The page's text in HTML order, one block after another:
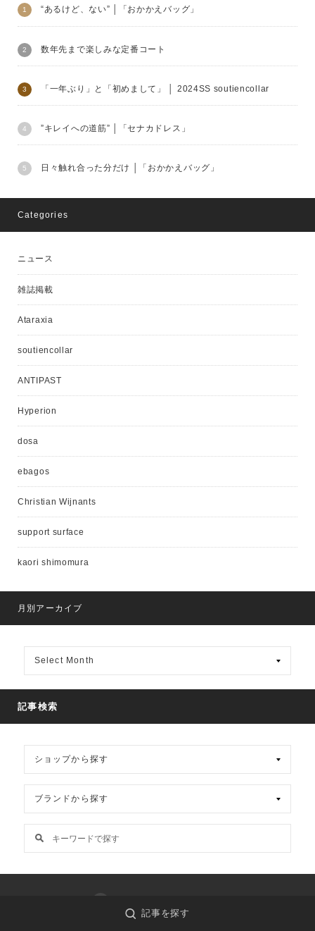
“あるけど、ない” │「おかかえバッグ」
数年先まで楽しみな定番コート
「一年ぶり」と「初めまして」 │ 2024SS soutiencollar
”キレイへの道筋” │「セナカドレス」
日々触れ合った分だけ │「おかかえバッグ」
Categories
ニュース
雑誌掲載
Ataraxia
soutiencollar
ANTIPAST
Hyperion
dosa
ebagos
Christian Wijnants
support surface
kaori shimomura
月別アーカイブ
ア
ー
カ
イ
ブ
記事検索
記事を探す